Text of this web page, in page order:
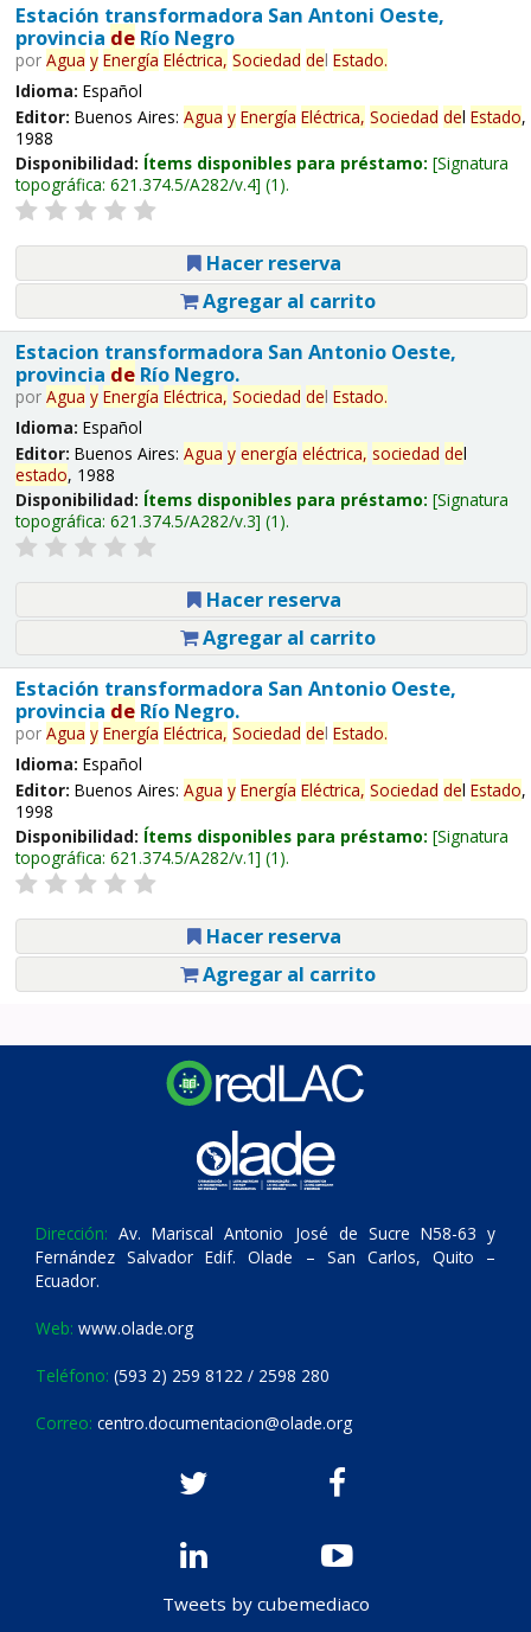
Estación transformadora San Antoni Oeste,
provincia deRío Negro
por Agua y Energía Eléctrica, Sociedad del Estado.
Idioma: Español
Editor: Buenos Aires: Agua y Energía Eléctrica, Sociedad del Estado,
1988
Disponibilidad: Ítems disponibles para préstamo: Signatura
topográfica: 621.374.5/A282/v.4 (1).
Hacer reserva
Agregar al carrito
Estacion transformadora San Antonio Oeste,
provincia deRío Negro.
por Agua y Energía Eléctrica, Sociedad del Estado.
Idioma: Español
Editor: Buenos Aires: Agua y energía eléctrica, sociedad del
estado, 1988
Disponibilidad: Ítems disponibles para préstamo: Signatura
topográfica: 621.374.5/A282/v.3 (1).
Hacer reserva
Agregar al carrito
Estación transformadora San Antonio Oeste,
provincia deRío Negro.
por Agua y Energía Eléctrica, Sociedad del Estado.
Idioma: Español
Editor: Buenos Aires: Agua y Energía Eléctrica, Sociedad del Estado,
1998
Disponibilidad: Ítems disponibles para préstamo: Signatura
topográfica: 621.374.5/A282/v.1 (1).
Hacer reserva
Agregar al carrito
Dirección: Av. Mariscal Antonio José de Sucre N58-63 y
Fernández Salvador Edif. Olade – San Carlos, Quito –
Ecuador.
Web: www.olade.org
Teléfono: (593 2) 259 8122 / 2598 280
Correo: centro.documentacion@olade.org
Tweets by cubemediaco